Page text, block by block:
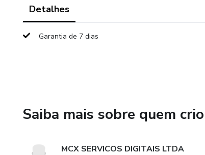
Detalhes
Garantia de 7 dias
Saiba mais sobre quem
MCX SERVICOS DIGITAIS LTDA